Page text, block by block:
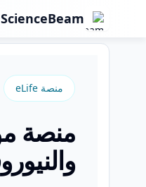
ScienceBeam
ScienceBeam
منصة eLife